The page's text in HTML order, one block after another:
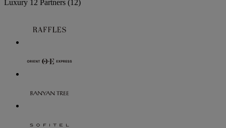
Luxury 12 Partners (12)